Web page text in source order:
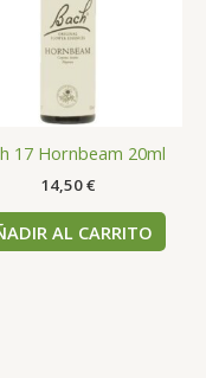
17 Hornbeam 20ml
14,50€
AL CARRITO